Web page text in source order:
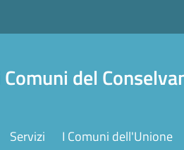
del
Servizi I Comuni dell'Unione